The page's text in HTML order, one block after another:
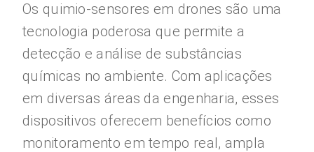
Os quimio-sensores em drones são uma
tecnologia poderosa que permite a
detecção e análise de substâncias
químicas no ambiente. Com aplicações
em diversas áreas da engenharia, esses
dispositivos oferecem benefícios como
monitoramento em tempo real, ampla